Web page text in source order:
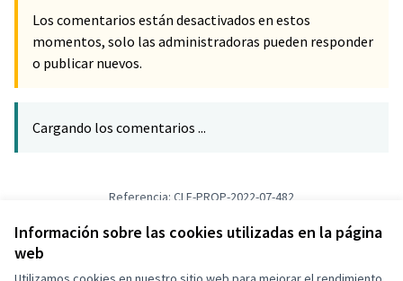
Información sobre las cookies utilizadas en la página
web
Los comentarios están desactivados en estos
momentos, solo las administradoras pueden responder
o publicar nuevos.
Cargando los comentarios ...
Referencia: CLF-PROP-2022-07-482
Verificar huella digital